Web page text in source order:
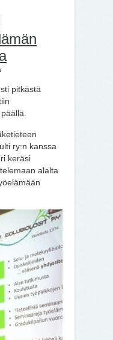
pitkästä
ry:n kanssa
keräsi
alalta